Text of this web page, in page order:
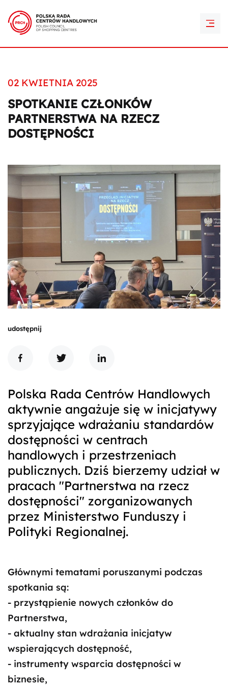
02 KWIETNIA 2025
SPOTKANIE CZŁONKÓW
PARTNERSTWA NA RZECZ
DOSTĘPNOŚCI
udostępnij
Polska Rada Centrów Handlowych
aktywnie angażuje się w inicjatywy
sprzyjające wdrażaniu standardów
dostępności w centrach
handlowych i przestrzeniach
publicznych. Dziś bierzemy udział w
pracach "Partnerstwa na rzecz
dostępności" zorganizowanych
przez Ministerstwo Funduszy i
Polityki Regionalnej.
Głównymi tematami poruszanymi podczas
spotkania są:
- przystąpienie nowych członków do
Partnerstwa,
- aktualny stan wdrażania inicjatyw
wspierających dostępność,
- instrumenty wsparcia dostępności w
biznesie,